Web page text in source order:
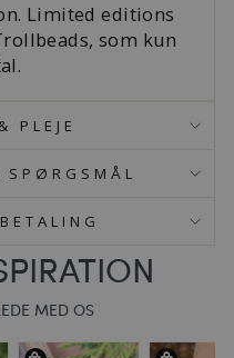
Limited editions
som kun
PLEJE
SPØRGSMÅL